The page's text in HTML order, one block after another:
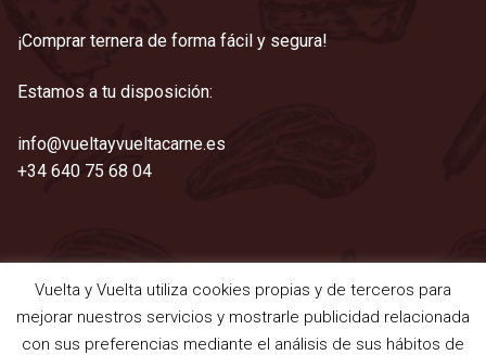
¡Comprar ternera de forma fácil y segura!
Estamos a tu disposición:
info@vueltayvueltacarne.es
+34 640 75 68 04
©2021 Vuelta y Vuelta
Aviso legal|Cookies|Privacidad|Términos y condiciones
Vuelta y Vuelta utiliza cookies propias y de terceros para
mejorar nuestros servicios y mostrarle publicidad relacionada
con sus preferencias mediante el análisis de sus hábitos de